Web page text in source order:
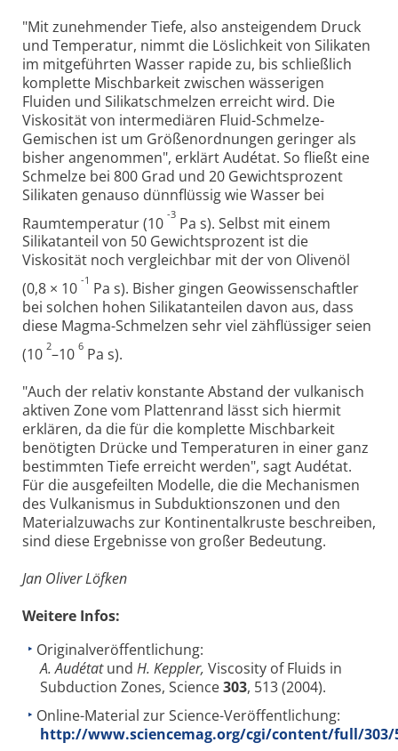
"Mit zunehmender Tiefe, also ansteigendem Druck
und Temperatur, nimmt die Löslichkeit von Silikaten
im mitgeführten Wasser rapide zu, bis schließlich
komplette Mischbarkeit zwischen wässerigen
Fluiden und Silikatschmelzen erreicht wird. Die
Viskosität von intermediären Fluid-Schmelze-
Gemischen ist um Größenordnungen geringer als
bisher angenommen", erklärt Audétat. So fließt eine
Schmelze bei 800 Grad und 20 Gewichtsprozent
Silikaten genauso dünnflüssig wie Wasser bei
Raumtemperatur (10 -3 Pa s). Selbst mit einem
Silikatanteil von 50 Gewichtsprozent ist die
Viskosität noch vergleichbar mit der von Olivenöl
(0,8 × 10 -1 Pa s). Bisher gingen Geowissenschaftler
bei solchen hohen Silikatanteilen davon aus, dass
diese Magma-Schmelzen sehr viel zähflüssiger seien
(10 2–10 6 Pa s).
"Auch der relativ konstante Abstand der vulkanisch
aktiven Zone vom Plattenrand lässt sich hiermit
erklären, da die für die komplette Mischbarkeit
benötigten Drücke und Temperaturen in einer ganz
bestimmten Tiefe erreicht werden", sagt Audétat.
Für die ausgefeilten Modelle, die die Mechanismen
des Vulkanismus in Subduktionszonen und den
Materialzuwachs zur Kontinentalkruste beschreiben,
sind diese Ergebnisse von großer Bedeutung.
Jan Oliver Löfken
Weitere Infos:
Originalveröffentlichung:
A. Audétatund H. Keppler, Viscosity of Fluids in
Subduction Zones, Science303, 513 (2004).
Online-Material zur Science-Veröffentlichung:
http://www.sciencemag.org/cgi/content/full/303/